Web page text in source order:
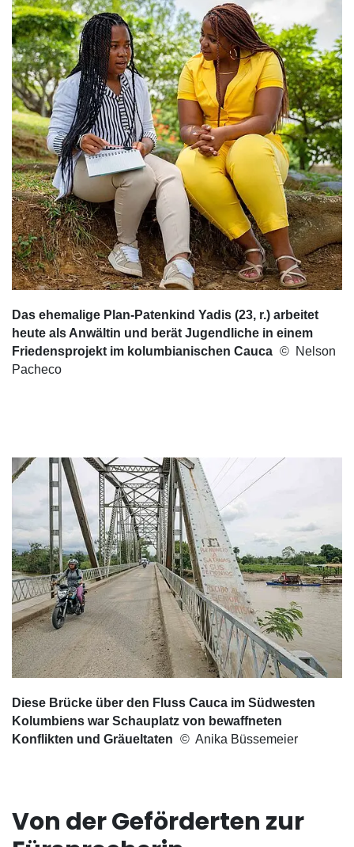
Das ehemalige Plan-Patenkind Yadis (23, r.) arbeitet
heute als Anwältin und berät Jugendliche in einem
Friedensprojekt im kolumbianischen Cauca
Nelson
Pacheco
Diese Brücke über den Fluss Cauca im Südwesten
Kolumbiens war Schauplatz von bewaffneten
Konflikten und Gräueltaten
Anika Büssemeier
Von der Geförderten zur